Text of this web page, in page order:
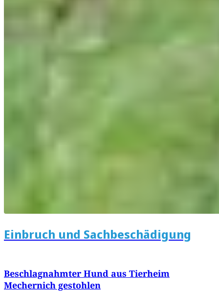
Einbruch und Sachbeschädigung
Beschlagnahmter Hund aus Tierheim
Mechernich gestohlen